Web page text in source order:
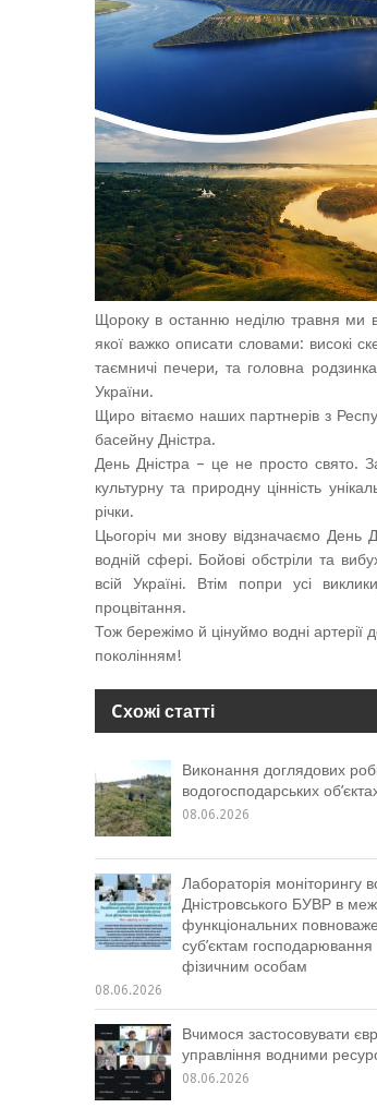
Щороку в останню неділю травня ми
якої важко описати словами: високі
таємничі печери, та головна
України.
Щиро вітаємо наших партнерів з
басейну Дністра.
День Дністра – це не просто свято.
культурну та природну цінність
річки.
Цьогоріч ми знову відзначаємо День
водній сфері. Бойові обстріли та
всій Україні. Втім попри усі
процвітання.
Тож бережімо й цінуймо водні артерії
поколінням!
Cхожі статті
Виконання доглядових
водогосподарських
08.06.2026
Лабораторія моніторингу
Дністровського БУВР в
функціональних
суб’єктам
фізичним особам
08.06.2026
Вчимося застосовувати
управління водними
08.06.2026